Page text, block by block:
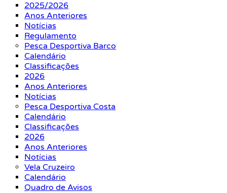
2025/2026
Anos Anteriores
Notícias
Regulamento
Pesca Desportiva Barco
Calendário
Classificações
2026
Anos Anteriores
Notícias
Pesca Desportiva Costa
Calendário
Classificações
2026
Anos Anteriores
Notícias
Vela Cruzeiro
Calendário
Quadro de Avisos